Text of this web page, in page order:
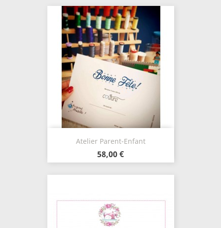
Atelier Parent-Enfant
58,00 €